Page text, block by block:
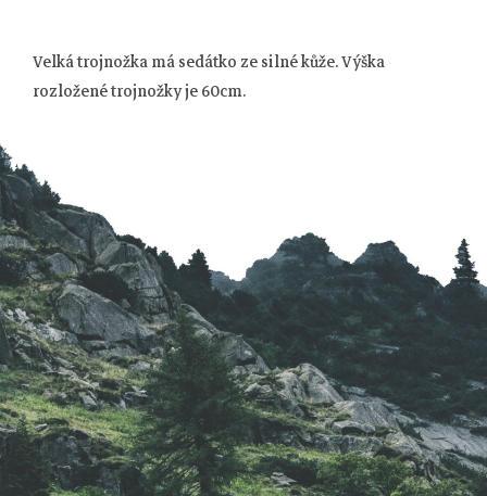
Velká trojnožka má sedátko ze silné kůže. Výška
rozložené trojnožky je 60cm.
á
p
a
t
í